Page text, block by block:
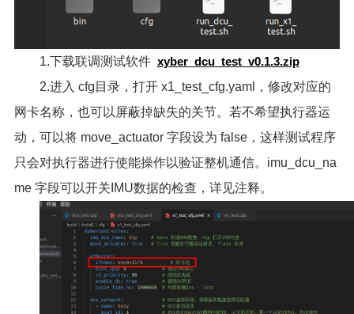
1.下载联调测试软件 xyber_dcu_test_v0.1.3.zip
2.进入 cfg目录，打开 x1_test_cfg.yaml，修改对应的
网卡名称，也可以屏蔽掉缺失的关节。若不希望执行器运
动，可以将 move_actuator 字段设为 false，这样测试程序
只会对执行器进行使能操作以验证整机通信。imu_dcu_na
me 字段可以开关IMU数据的检查，详见注释。